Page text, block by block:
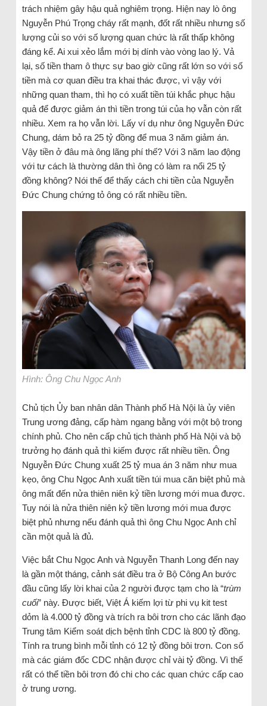
trách nhiệm gây hậu quả nghiêm trọng. Hiện nay lò ông
Nguyễn Phú Trọng cháy rất mạnh, đốt rất nhiều nhưng số
lượng củi so với số lượng quan chức là rất thấp không
đáng kể. Ai xui xẻo lắm mới bị dính vào vòng lao lý. Vả
lại, số tiền tham ô thực sự bao giờ cũng rất lớn so với số
tiền mà cơ quan điều tra khai thác được, vì vậy với
những quan tham, thì họ có xuất tiền túi khắc phục hậu
quả để được giảm án thì tiền trong túi của họ vẫn còn rất
nhiều. Xem ra họ vẫn lời. Lấy ví dụ như ông Nguyễn Đức
Chung, dám bỏ ra 25 tỷ đồng để mua 3 năm giảm án.
Vậy tiền ở đâu mà ông lãng phí thế? Với 3 năm lao động
với tư cách là thường dân thì ông có làm ra nổi 25 tỷ
đồng không? Nói thế để thấy cách chi tiền của Nguyễn
Đức Chung chứng tỏ ông có rất nhiều tiền.
Hình: Ông Chu Ngọc Anh
Chủ tịch Ủy ban nhân dân Thành phố Hà Nội là ủy viên
Trung ương đảng, cấp hàm ngang bằng với một bộ trong
chính phủ. Cho nên cấp chủ tịch thành phố Hà Nội và bộ
trưởng họ đánh quả thì kiếm được rất nhiều tiền. Ông
Nguyễn Đức Chung xuất 25 tỷ mua án 3 năm như mua
kẹo, ông Chu Ngọc Anh xuất tiền túi mua căn biệt phủ mà
ông mất đến nửa thiên niên kỷ tiền lương mới mua được.
Tuy nói là nửa thiên niên kỷ tiền lương mới mua được
biệt phủ nhưng nếu đánh quả thì ông Chu Ngọc Anh chỉ
cần một quả là đủ.
Việc bắt Chu Ngọc Anh và Nguyễn Thanh Long đến nay
là gần một tháng, cảnh sát điều tra ở Bộ Công An bước
đầu cũng lấy lời khai của 2 người được tạm cho là “trùm
cuối” này. Được biết, Việt Á kiếm lợi từ phi vụ kit test
dỏm là 4.000 tỷ đồng và trích ra bôi trơn cho các lãnh đạo
Trung tâm Kiểm soát dịch bệnh tỉnh CDC là 800 tỷ đồng.
Tính ra trung bình mỗi tỉnh có 12 tỷ đồng bôi trơn. Con số
mà các giám đốc CDC nhận được chỉ vài tỷ đồng. Vì thế
rất có thể tiền bôi trơn đó chi cho các quan chức cấp cao
ở trung ương.